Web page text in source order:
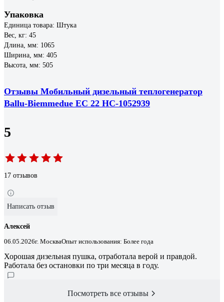
Упаковка
Единица товара: Штука
Вес, кг: 45
Длина, мм: 1065
Ширина, мм: 405
Высота, мм: 505
Отзывы Мобильный дизельный теплогенератор
Ballu-Biemmedue EC 22 НС-1052939
5
17 отзывов
Написать отзыв
Алексей
06.05.2026г. МоскваОпыт использования: Более года
Хорошая дизельная пушка, отработала верой и правдой.
Работала без остановки по три месяца в году.
Посмотреть все отзывы